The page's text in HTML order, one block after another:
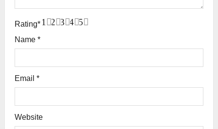
Rating* 5
4
3
2
1
Name *
Email *
Website